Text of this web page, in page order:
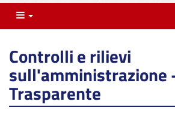
Menu
Controlli e rilievi
sull'amministrazione
Trasparente